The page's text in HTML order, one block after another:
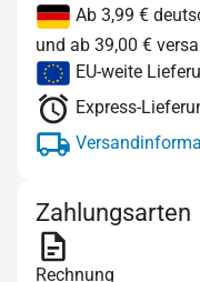
Ab 3,99 €
und ab 39,00 €
EU-weite
Express-
Zahlungsarten
Rechnung